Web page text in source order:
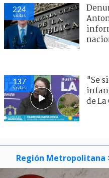
224
visitas
137
visitas
"Se
de
Región Metropolitana